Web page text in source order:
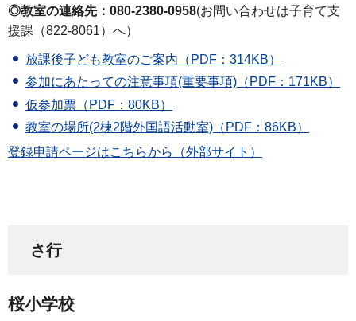
◎教室の連絡先：080-2380-0958(お問い合わせは子育て支
援課（822-8061）へ）
放課後子ども教室のご案内（PDF：314KB）
参加にあたっての注意事項(重要事項)（PDF：171KB）
仮参加票（PDF：80KB）
教室の場所(2棟2階外国語活動室)（PDF：86KB）
登録申請ページはこちらから（外部サイト）
さ行
桜小学校